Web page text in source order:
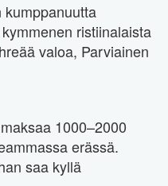
ristiinalaista
valoa, Parviainen
1000–2000
erässä.
saa kyllä